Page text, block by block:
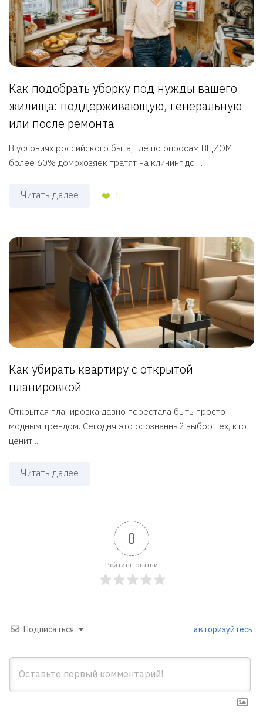
Как подобрать уборку под нужды вашего
жилища: поддерживающую, генеральную
или после ремонта
В условиях российского быта, где по опросам ВЦИОМ
более 60% домохозяек тратят на клининг до ...
Читать далее 1
Как убирать квартиру с открытой
планировкой
Открытая планировка давно перестала быть просто
модным трендом. Сегодня это осознанный выбор тех, кто
ценит ...
Читать далее
0
Рейтинг статьи
Подписаться авторизуйтесь